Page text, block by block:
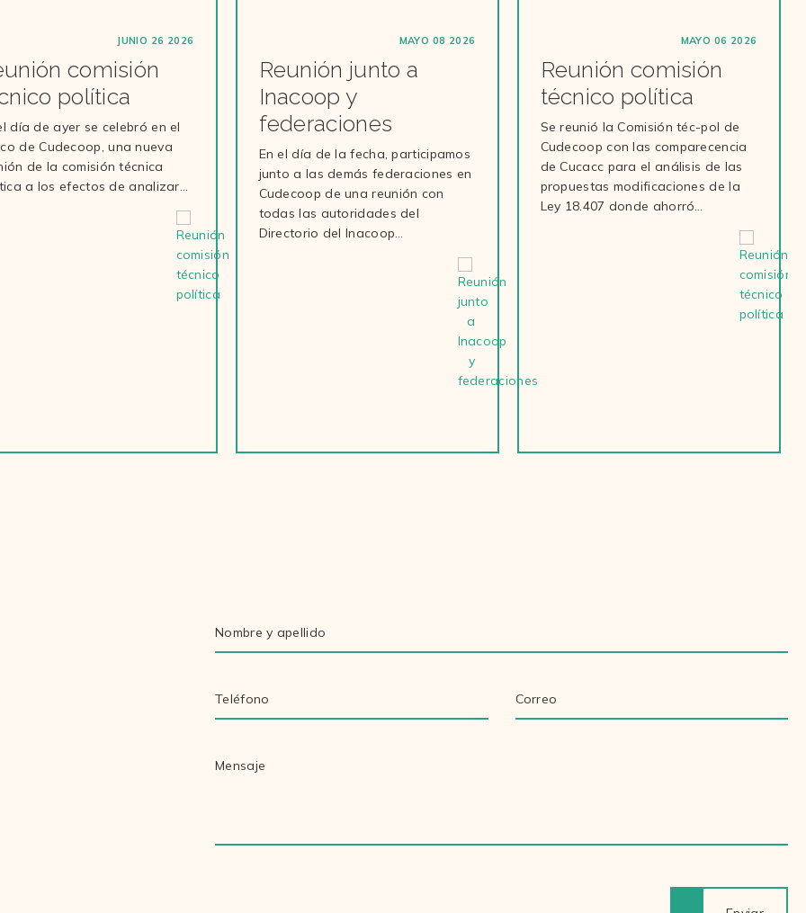
JUNIO 26 2026
comisión
política
día de ayer se celebró en el
de Cudecoop, una nueva
de la comisión técnica
a los efectos de analizar…
MAYO 08 2026
Reunión junto a
Inacoop y
federaciones
En el día de la fecha, participamos
junto a las demás federaciones en
Cudecoop de una reunión con
todas las autoridades del
Directorio del Inacoop…
MAYO 06 2026
Reunión comisión
técnico política
Se reunió la Comisión téc-pol de
Cudecoop con las comparecencia
de Cucacc para el análisis de las
propuestas modificaciones de la
Ley 18.407 donde ahorró…